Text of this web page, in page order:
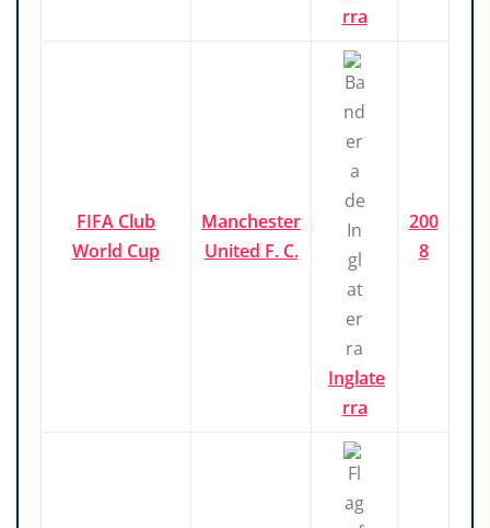
rra
FIFA Club
World Cup
Manchester
United F. C.
Inglate
rra
200
8